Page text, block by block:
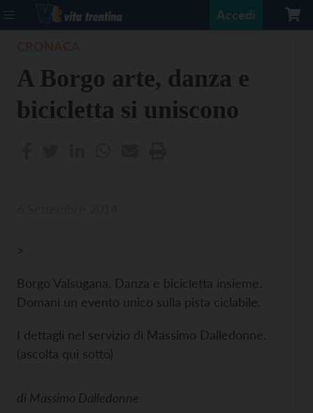
Accedi
A Borgo arte, danza e
bicicletta si uniscono
>
Borgo Valsugana. Danza e bicicletta insieme.
Domani un evento unico sulla pista ciclabile.
I dettagli nel servizio di Massimo Dalledonne.
(ascolta qui sotto)
di Massimo Dalledonne